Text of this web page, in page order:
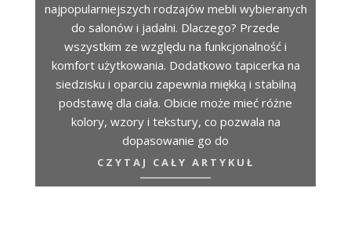
najpopularniejszych rodzajów mebli wybieranych
do salonów i jadalni. Dlaczego? Przede
wszystkim ze względu na funkcjonalność i
komfort użytkowania. Dodatkowo tapicerka na
siedzisku i oparciu zapewnia miękką i stabilną
podstawę dla ciała. Obicie może mieć różne
kolory, wzory i tekstury, co pozwala na
dopasowanie go do
CZYTAJ CAŁY ARTYKUŁ